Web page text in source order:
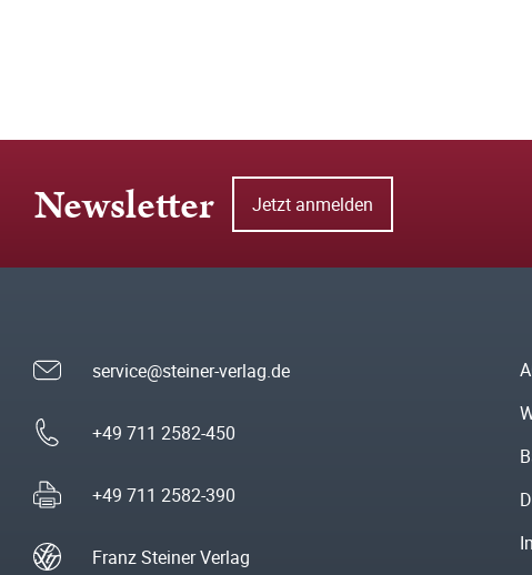
Newsletter Jetzt anmelden
service@steiner-verlag.de
+49 711 2582-450
+49 711 2582-390
Franz Steiner Verlag